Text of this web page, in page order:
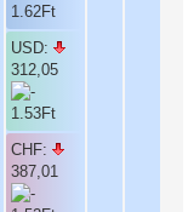
USD:
312,05
CHF:
387,01